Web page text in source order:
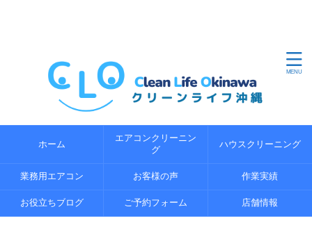
ホーム
エアコンクリーニン
グ
ハウスクリーニング
業務用エアコン お客様の声 作業実績
お役立ちブログ ご予約フォーム 店舗情報